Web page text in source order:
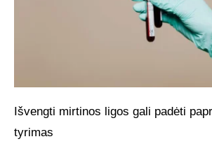
Išvengti mirtinos ligos gali padėti
tyrimas